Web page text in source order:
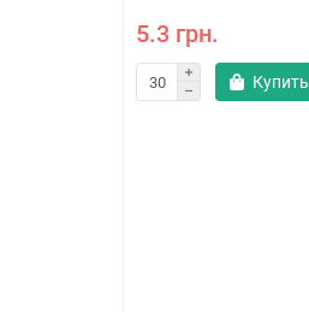
5.3 грн.
Купить